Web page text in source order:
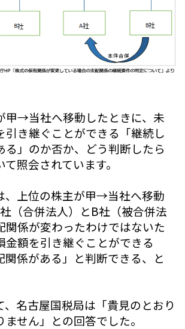
甲→当社へ移動したときに、未
引き継ぐことができる「継続し
る」のか否か、どう判断したら
照会されています。
、上位の株主が甲→当社へ移動
（合併法人）とB社（被合併法
関係が変わったわけではないた
金額を引き継ぐことができる
関係がある」と判断できる、と
名古屋国税局は「貴見のとおり
せん」との回答でした。